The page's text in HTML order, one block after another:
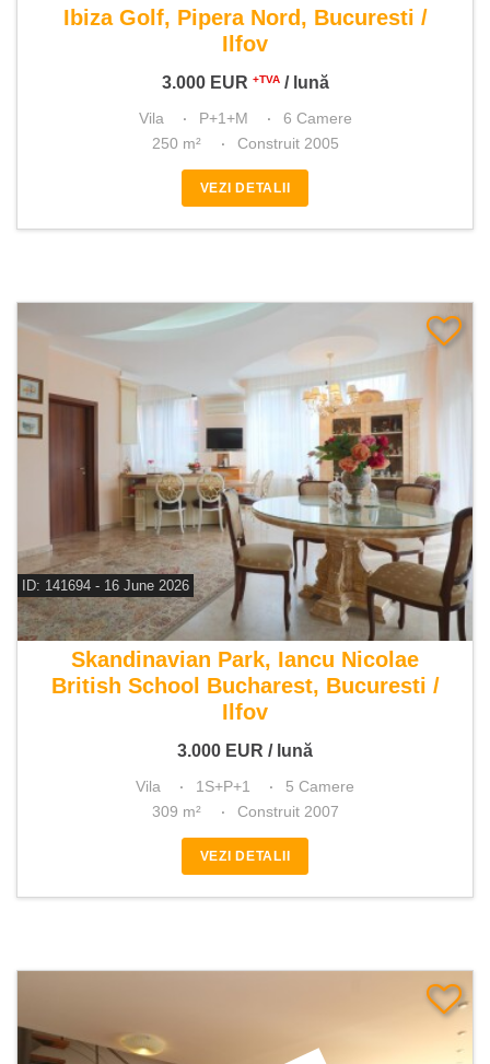
Ibiza Golf, Pipera Nord, Bucuresti /
Ilfov
3.000 EUR +TVA/ lună
Vila P+1+M
6 Camere
250 m²
Construit 2005
VEZI DETALII
ID: 141694 - 16 June 2026
De inchiriat vila 5 camere
Skandinavian Park, Iancu Nicolae
British School Bucharest, Bucuresti /
Ilfov
3.000 EUR / lună
Vila 1S+P+1
5 Camere
309 m²
Construit 2007
VEZI DETALII